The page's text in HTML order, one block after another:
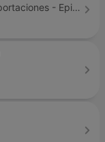
Royal Courier Importaciones y Exportaciones - Episodio 81